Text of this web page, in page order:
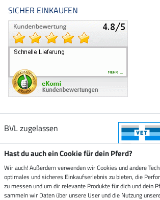
SICHER EINKAUFEN
BVL zugelassen
Zustellung durch
Hast du auch ein Cookie für dein Pferd?
Wir auch! Außerdem verwenden wir Cookies und andere
optimales und sicheres Einkaufserlebnis zu bieten, die
zu messen und um dir relevante Produkte für dich und dein
sammeln wir Daten über unsere User und die Nutzung